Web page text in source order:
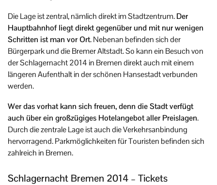
Die Lage ist zentral, nämlich direkt im Stadtzentrum.Der
Hauptbahnhof liegt direkt gegenüber und mit nur wenigen
Schritten ist man vor Ort. Nebenan befinden sich der
Bürgerpark und die Bremer Altstadt. So kann ein Besuch von
der Schlagernacht 2014 in Bremen direkt auch mit einem
längeren Aufenthalt in der schönen Hansestadt verbunden
werden.
Wer das vorhat kann sich freuen, denn die Stadt verfügt
auch über ein großzügiges Hotelangebot aller Preislagen.
Durch die zentrale Lage ist auch die Verkehrsanbindung
hervorragend. Parkmöglichkeiten für Touristen befinden sich
zahlreich in Bremen.
Schlagernacht Bremen 2014 – Tickets